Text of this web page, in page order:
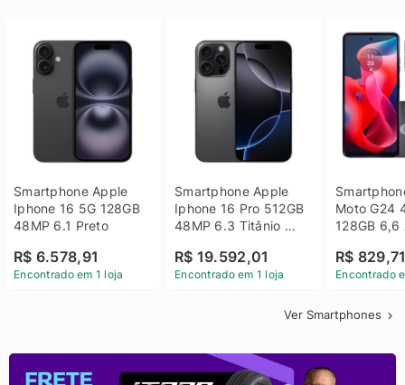
Smartphone Apple
Iphone 16 5G 128GB
48MP 6.1 Preto
R$ 6.578,91
Encontrado em 1 loja
Smartphone Apple
Iphone 16 Pro 512GB
48MP 6.3 Titânio
R$ 19.592,01
Encontrado em 1 loja
Moto G24
128GB 6,6
R$
Encontrado
Ver Smartphones